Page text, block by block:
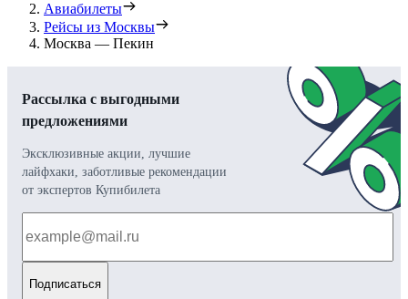
Авиабилеты
Рейсы из Москвы
Москва — Пекин
Рассылка с выгодными
предложениями
Эксклюзивные акции, лучшие
лайфхаки, заботливые рекомендации
от экспертов Купибилета
Подписаться